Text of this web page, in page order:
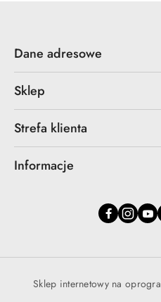
Dane adresowe
Sklep
Strefa klienta
Informacje
Sklep internetowy na